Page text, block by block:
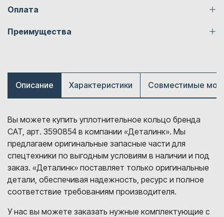
Оплата
Преимущества
Описание Характеристики Совместимые
Вы можете купить уплотнительное кольцо бренда
CAT, арт. 3590854 в компании «Деталинк». Мы
предлагаем оригинальные запасные части для
спецтехники по выгодным условиям в наличии и под
заказ. «Деталинк» поставляет только оригинальные
детали, обеспечивая надежность, ресурс и полное
соответствие требованиям производителя.
У нас вы можете заказать нужные комплектующие с